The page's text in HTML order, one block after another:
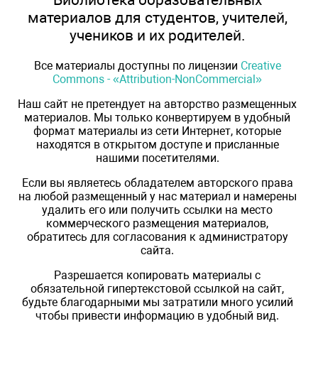
материалов для студентов, учителей,
учеников и их родителей.
Все материалы доступны по лицензии Creative
Commons - «Attribution-NonCommercial»
Наш сайт не претендует на авторство размещенных
материалов. Мы только конвертируем в удобный
формат материалы из сети Интернет, которые
находятся в открытом доступе и присланные
нашими посетителями.
Если вы являетесь обладателем авторского права
на любой размещенный у нас материал и намерены
удалить его или получить ссылки на место
коммерческого размещения материалов,
обратитесь для согласования к администратору
сайта.
Разрешается копировать материалы с
обязательной гипертекстовой ссылкой на сайт,
будьте благодарными мы затратили много усилий
чтобы привести информацию в удобный вид.